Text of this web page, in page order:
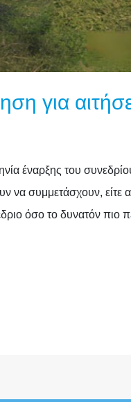
για
έναρξης του
να συμμετάσχουν,
όσο το δυνατόν πιο